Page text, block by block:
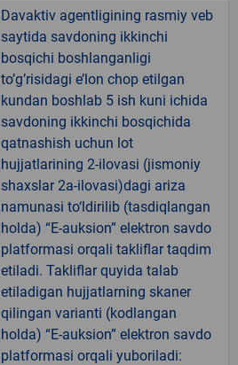
Davaktiv agentligining rasmiy veb
saytida savdoning ikkinchi
bosqichi boshlanganligi
to’g’risidagi e’lon chop etilgan
kundan boshlab 5 ish kuni ichida
savdoning ikkinchi bosqichida
qatnashish uchun lot
hujjatlarining 2-ilovasi (jismoniy
shaxslar 2a-ilovasi)dagi ariza
namunasi to‘ldirilib (tasdiqlangan
holda) “E-auksion” elektron savdo
platformasi orqali takliflar taqdim
etiladi. Takliflar quyida talab
etiladigan hujjatlarning skaner
qilingan varianti (kodlangan
holda) “E-auksion” elektron savdo
platformasi orqali yuboriladi: